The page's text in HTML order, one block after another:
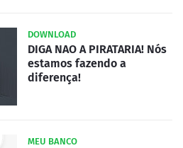
DOWNLOAD
DIGA NAO A PIRATARIA! Nós
estamos fazendo a
diferença!
MEU BANCO